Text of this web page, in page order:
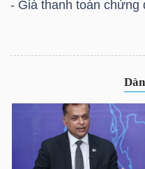
- Giá thanh toán
KINH